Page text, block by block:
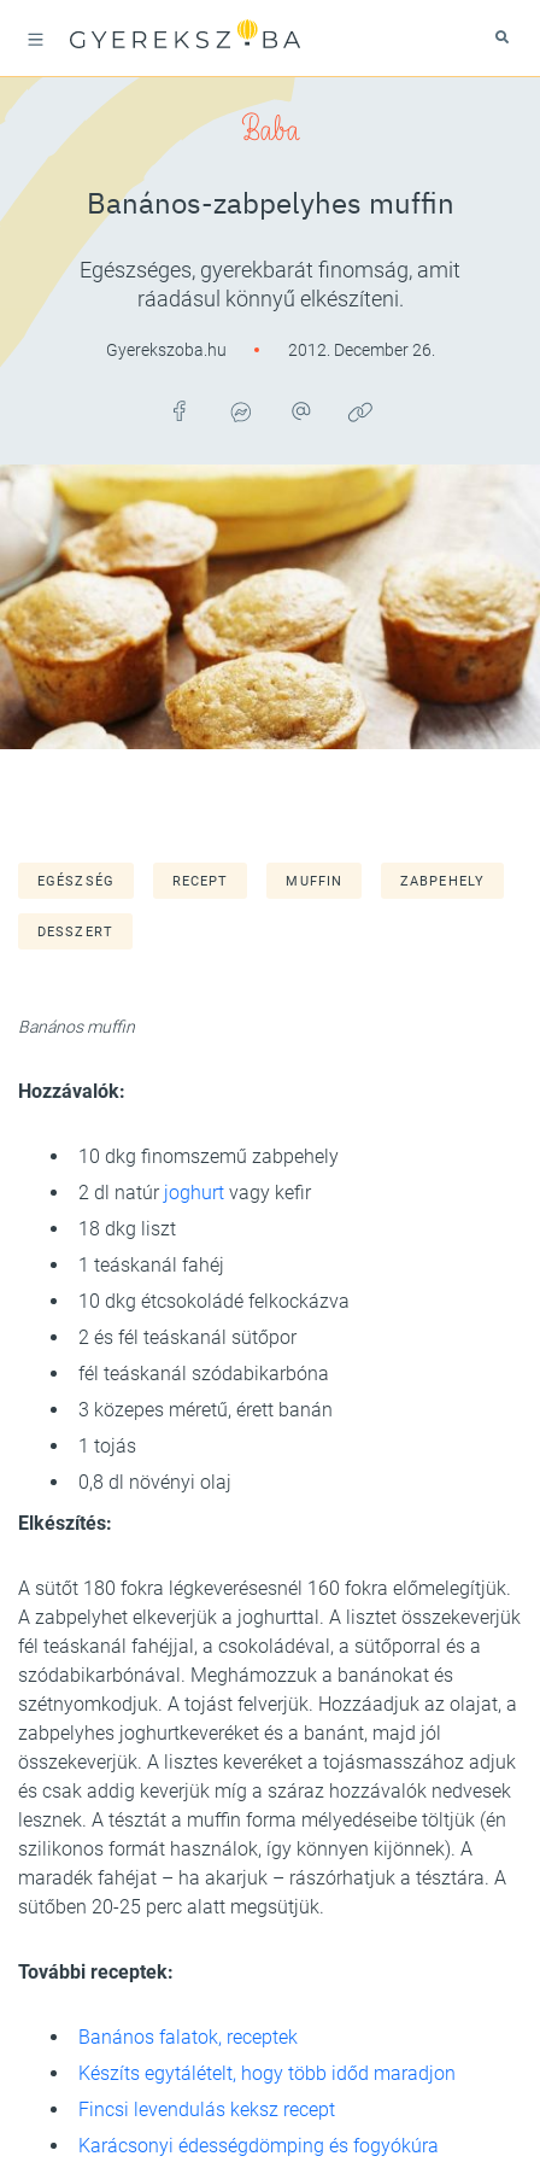
Baba
Banános-zabpelyhes muffin
Egészséges, gyerekbarát finomság, amit
ráadásul könnyű elkészíteni.
Gyerekszoba.hu 2012. December 26.
EGÉSZSÉG RECEPT MUFFIN ZABPEHELY
DESSZERT
Banános muffin
Hozzávalók:
10 dkg finomszemű zabpehely
2 dl natúr joghurt vagy kefir
18 dkg liszt
1 teáskanál fahéj
10 dkg étcsokoládé felkockázva
2 és fél teáskanál sütőpor
fél teáskanál szódabikarbóna
3 közepes méretű, érett banán
1 tojás
0,8 dl növényi olaj
Elkészítés:
A sütőt 180 fokra légkeverésesnél 160 fokra előmelegítjük.
A zabpelyhet elkeverjük a joghurttal. A lisztet összekeverjük
fél teáskanál fahéjjal, a csokoládéval, a sütőporral és a
szódabikarbónával. Meghámozzuk a banánokat és
szétnyomkodjuk. A tojást felverjük. Hozzáadjuk az olajat, a
zabpelyhes joghurtkeveréket és a banánt, majd jól
összekeverjük. A lisztes keveréket a tojásmasszához adjuk
és csak addig keverjük míg a száraz hozzávalók nedvesek
lesznek. A tésztát a muffin forma mélyedéseibe töltjük (én
szilikonos formát használok, így könnyen kijönnek). A
maradék fahéjat – ha akarjuk – rászórhatjuk a tésztára. A
sütőben 20-25 perc alatt megsütjük.
További receptek:
Banános falatok, receptek
Készíts egytálételt, hogy több időd maradjon
Fincsi levendulás keksz recept
Karácsonyi édességdömping és fogyókúra